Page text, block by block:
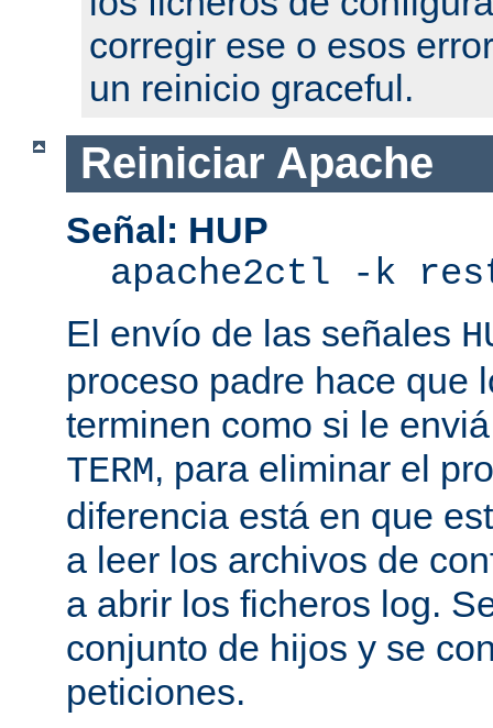
corregir ese o esos
un reinicio graceful.
Reiniciar Apache
Señal: HUP
apache2ctl -k
El envío de las señales
proceso padre hace que
terminen como si le
TERM, para eliminar el
diferencia está en que
a leer los archivos de
a abrir los ficheros log.
conjunto de hijos y se
peticiones.